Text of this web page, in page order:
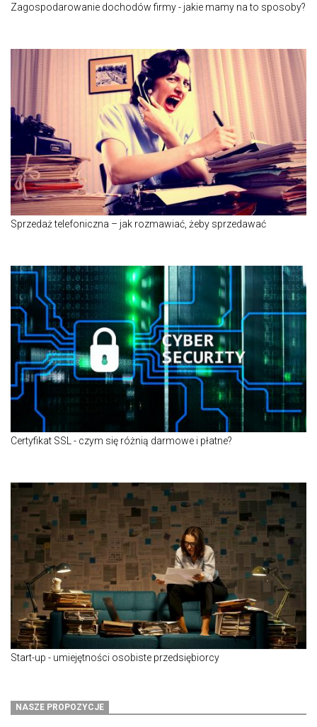
Zagospodarowanie dochodów firmy - jakie mamy na to sposoby?
Sprzedaż telefoniczna – jak rozmawiać, żeby sprzedawać
Certyfikat SSL - czym się różnią darmowe i płatne?
Start-up - umiejętności osobiste przedsiębiorcy
NASZE PROPOZYCJE